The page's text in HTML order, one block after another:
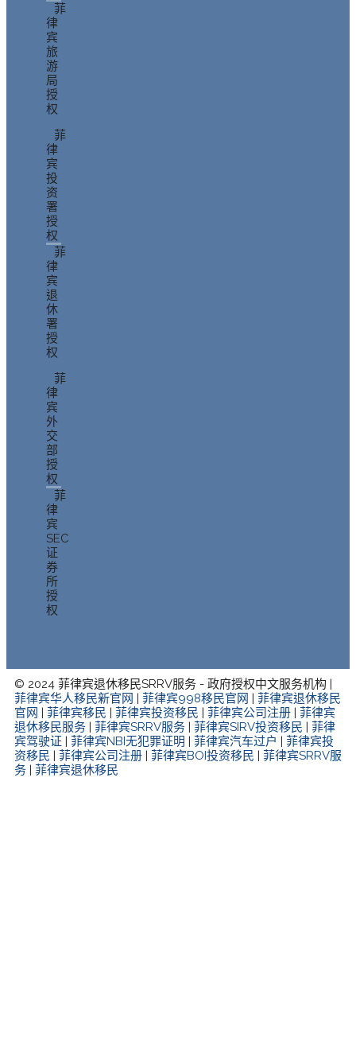
菲
律
宾
旅
游
局
授
权
菲
律
宾
投
资
署
授
权
菲
律
宾
退
休
署
授
权
菲
律
宾
外
交
部
授
权
菲
律
宾
SEC
证
券
所
授
权
© 2024 菲律宾退休移民SRRV服务 - 政府授权中文服务机构 |
菲律宾华人移民新官网 | 菲律宾998移民官网 | 菲律宾退休移民
官网 | 菲律宾移民 | 菲律宾投资移民 | 菲律宾公司注册 | 菲律宾
退休移民服务 | 菲律宾SRRV服务 | 菲律宾SIRV投资移民 | 菲律
宾驾驶证 | 菲律宾NBI无犯罪证明 | 菲律宾汽车过户 | 菲律宾投
资移民 | 菲律宾公司注册 | 菲律宾BOI投资移民 | 菲律宾SRRV服
务 | 菲律宾退休移民